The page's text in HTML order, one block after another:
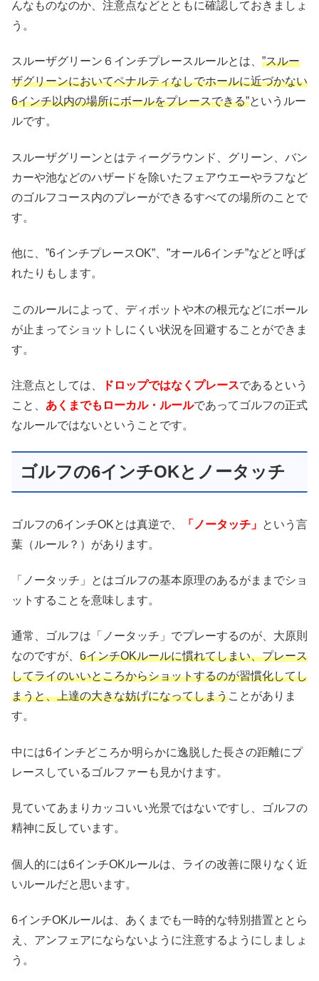
んなものなのか、注意点などとともに確認しておきましょ
う。
スルーザグリーン６インチプレースルールとは、 ”スルー
ザグリーンにおいてペナルティなしでホールに近づかない
6インチ以内の場所にボールをプレースできる”というルー
ルです。
スルーザグリーンとはティーグラウンド、グリーン、バン
カーや池などのハザードを除いたフェアウエーやラフなど
のゴルフコース内のプレーができるすべての場所のことで
す。
他に、”6インチプレースOK”、”オール6インチ”などと呼ば
れたりもします。
このルールによって、ディボットや木の根元などにボール
が止まってショットしにくい状況を回避することができま
す。
注意点としては、 ドロップではなくプレースであるという
こと、 あくまでもローカル・ルールであってゴルフの正式
なルールではないということです。
ゴルフの6インチOKとノータッチ
ゴルフの6インチOKとは真逆で、 「ノータッチ」 という言
葉（ルール？）があります。
「ノータッチ」とはゴルフの基本原理のあるがままでショ
ットすることを意味します。
通常、ゴルフは「ノータッチ」でプレーするのが、大原則
なのですが、 6インチOKルールに慣れてしまい、プレース
してライのいいところからショットするのが習慣化してし
まうと、上達の大きな妨げになってしまうことがありま
す。
中には6インチどころか明らかに逸脱した長さの距離にプ
レースしているゴルファーも見かけます。
見ていてあまりカッコいい光景ではないですし、ゴルフの
精神に反しています。
個人的には6インチOKルールは、ライの改善に限りなく近
いルールだと思います。
6インチOKルールは、あくまでも一時的な特別措置ととら
え、アンフェアにならないように注意するようにしましょ
う。